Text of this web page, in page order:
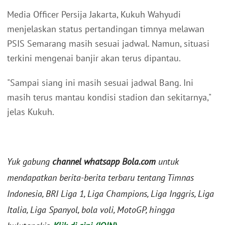
Media Officer Persija Jakarta, Kukuh Wahyudi
menjelaskan status pertandingan timnya melawan
PSIS Semarang masih sesuai jadwal. Namun, situasi
terkini mengenai banjir akan terus dipantau.
"Sampai siang ini masih sesuai jadwal Bang. Ini
masih terus mantau kondisi stadion dan sekitarnya,"
jelas Kukuh.
Yuk gabung channel whatsapp Bola.com untuk
mendapatkan berita-berita terbaru tentang Timnas
Indonesia, BRI Liga 1, Liga Champions, Liga Inggris, Liga
Italia, Liga Spanyol, bola voli, MotoGP, hingga